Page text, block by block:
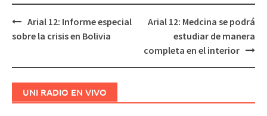
Navegación
Arial 12: Informe especial
sobre la crisis en Bolivia
Arial 12: Medcina se podrá
estudiar de manera
completa en el interior
UNI RADIO EN VIVO